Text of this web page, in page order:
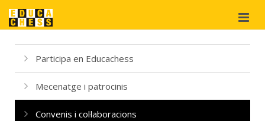
Qui som?
Projectes
didàctics
Participa en Educachess
Mecenatge i patrocinis
Convenis i col·laboracions